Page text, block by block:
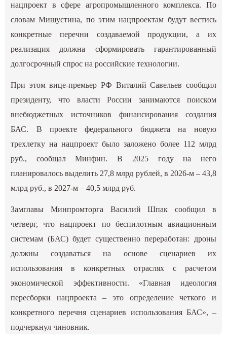
нацпроект в сфере агропромышленного комплекса. По
словам Мишустина, по этим нацпроектам будут вестись
конкретные перечни создаваемой продукции, а их
реализация должна сформировать гарантированный
долгосрочный спрос на российские технологии.
При этом вице-премьер РФ Виталий Савельев сообщил
президенту, что власти России занимаются поиском
внебюджетных источников финансирования создания
БАС. В проекте федерального бюджета на новую
трехлетку на нацпроект было заложено более 112 млрд
руб., сообщал Минфин. В 2025 году на него
планировалось выделить 27,8 млрд рублей, в 2026-м – 43,8
млрд руб., в 2027-м – 40,5 млрд руб.
Замглавы Минпромторга Василий Шпак сообщил в
четверг, что нацпроект по беспилотным авиационным
системам (БАС) будет существенно переработан: дроны
должны создаваться на основе сценариев их
использования в конкретных отраслях с расчетом
экономической эффективности. «Главная идеология
пересборки нацпроекта – это определение четкого и
конкретного перечня сценариев использования БАС», –
подчеркнул чиновник.